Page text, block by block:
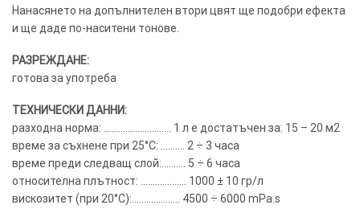
Нанасянето на допълнителен втори цвят ще подобри ефекта
и ще даде по-наситени тонове.
РАЗРЕЖДАНЕ:
готова за употреба
ТЕХНИЧЕСКИ ДАННИ:
разходна норма: ………………………. 1 л е достатъчен за: 15 – 20 м2
време за съхнене при 25°C: ………. 2 ÷ 3 часа
време преди следващ слой:………. 5 ÷ 6 часа
относителна плътност: ………………. 1000 ± 10 гр/л
вискозитет (при 20°C):……………….. 4500 ÷ 6000 mPa.s